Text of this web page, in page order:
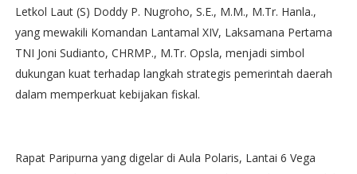
Letkol Laut (S) Doddy P. Nugroho, S.E., M.M., M.Tr. Hanla.,
yang mewakili Komandan Lantamal XIV, Laksamana Pertama
TNI Joni Sudianto, CHRMP., M.Tr. Opsla, menjadi simbol
dukungan kuat terhadap langkah strategis pemerintah daerah
dalam memperkuat kebijakan fiskal.
Rapat Paripurna yang digelar di Aula Polaris, Lantai 6 Vega